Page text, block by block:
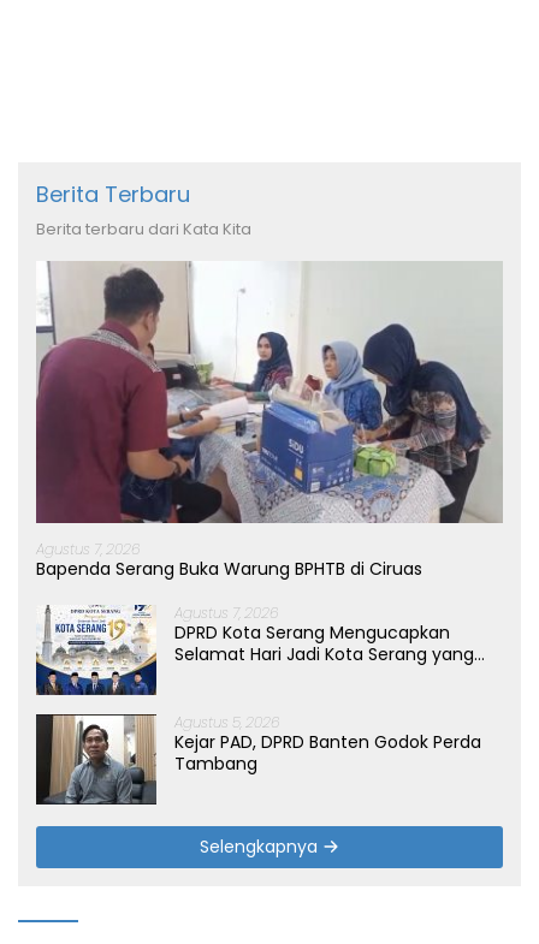
Berita Terbaru
Berita terbaru dari Kata Kita
Agustus 7, 2026
Bapenda Serang Buka Warung BPHTB di Ciruas
Agustus 7, 2026
DPRD Kota Serang Mengucapkan
Selamat Hari Jadi Kota Serang yang
Agustus 5, 2026
Kejar PAD, DPRD Banten Godok Perda
Tambang
Selengkapnya